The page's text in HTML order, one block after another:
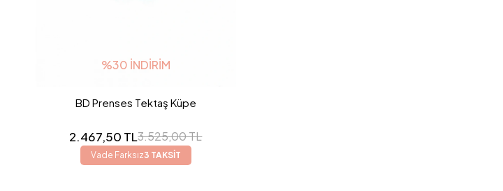
%30 İNDIRIM
BD Prenses Tektaş Küpe
2.467,50 TL3.525,00 TL
Vade Farksız3 TAKSİT